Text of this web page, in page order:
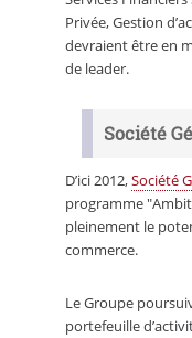
Privée, Gestion
devraient être en
de leader.
Société
D’ici 2012,Société
programme
pleinement le
commerce.
Le Groupe
portefeuille